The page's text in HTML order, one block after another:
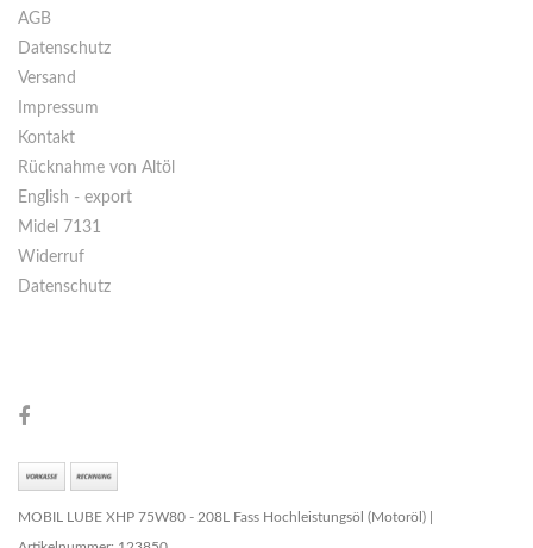
AGB
Datenschutz
Versand
Impressum
Kontakt
Rücknahme von Altöl
English - export
Midel 7131
Widerruf
Datenschutz
MOBIL LUBE XHP 75W80 - 208L Fass Hochleistungsöl (Motoröl) |